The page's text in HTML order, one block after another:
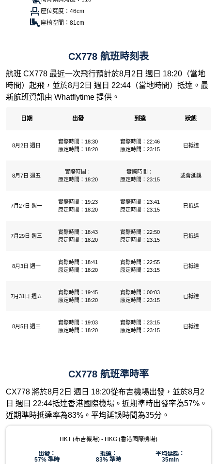
座位寬度：46cm
座椅空間：81cm
CX778 航班時刻表
航班 CX778 最近一次飛行預計於8月2日 週日 18:20（當地
時間）起飛，並於8月2日 週日 22:44（當地時間）抵達。最
新航班資訊由 Whatflytime 提供。
日期 出發 到達 狀態
8月2日 週日
實際時間：18:30
原定時間：18:20
實際時間：22:46
原定時間：23:15
已抵達
8月7日 週五
實際時間：
原定時間：18:20
實際時間：
原定時間：23:15
或會延誤
7月27日 週一
實際時間：19:23
原定時間：18:20
實際時間：23:41
原定時間：23:15
已抵達
7月29日 週三
實際時間：18:43
原定時間：18:20
實際時間：22:50
原定時間：23:15
已抵達
8月3日 週一
實際時間：18:41
原定時間：18:20
實際時間：22:55
原定時間：23:15
已抵達
7月31日 週五
實際時間：19:45
原定時間：18:20
實際時間：00:03
原定時間：23:15
已抵達
8月5日 週三
實際時間：19:03
原定時間：18:20
實際時間：23:15
原定時間：23:15
已抵達
CX778 航班準時率
CX778 將於8月2日 週日 18:20從布吉機場出發，並於8月2
日 週日 22:44抵達香港國際機場。近期準時出發率為57%。
近期準時抵達率為83%。平均延誤時間為35分。
HKT (布吉機場) - HKG (香港國際機場)
出發：
57% 準時
抵達：
83% 準時
平均延誤：
35min